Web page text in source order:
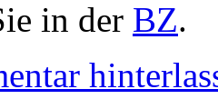
in der BZ.